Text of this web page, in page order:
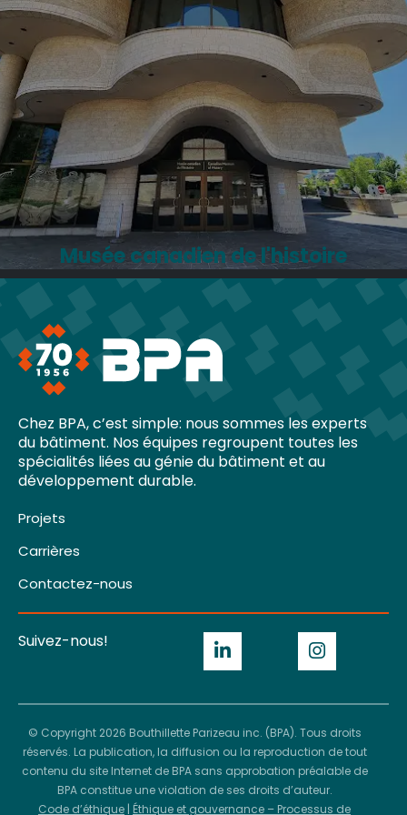
Musée canadien de l'histoire
Chez BPA, c’est simple: nous sommes les experts
du bâtiment. Nos équipes regroupent toutes les
spécialités liées au génie du bâtiment et au
développement durable.
Projets
Carrières
Contactez-nous
Suivez-nous!
© Copyright 2026 Bouthillette Parizeau inc. (BPA). Tous droits
réservés. La publication, la diffusion ou la reproduction de tout
contenu du site Internet de BPA sans approbation préalable de
BPA constitue une violation de ses droits d’auteur.
Code d’éthique | Éthique et gouvernance – Processus de